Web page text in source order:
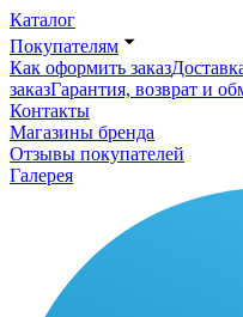
Каталог
Покупателям
Как оформить заказ
заказГарантия, возврат и
Контакты
Магазины бренда
Отзывы покупателей
Галерея